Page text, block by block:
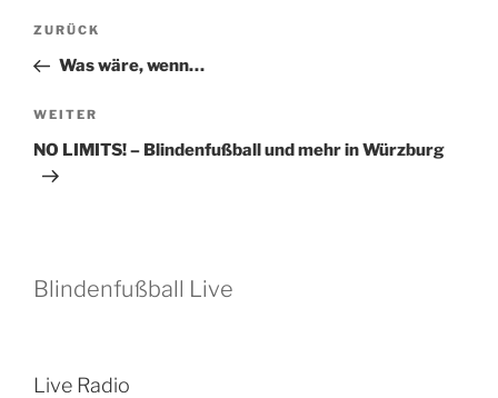
Beitragsnavigation
Vorheriger
Beitrag
ZURÜCK
Was wäre, wenn…
Nächster
Beitrag
WEITER
NO LIMITS! – Blindenfußball und mehr in Würzburg
Blindenfußball Live
Live Radio